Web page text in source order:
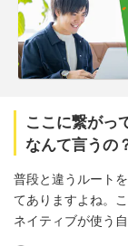
ここに繋がっ
なんて言うの
普段と違うルート
てありますよね。
ネイティブが使う